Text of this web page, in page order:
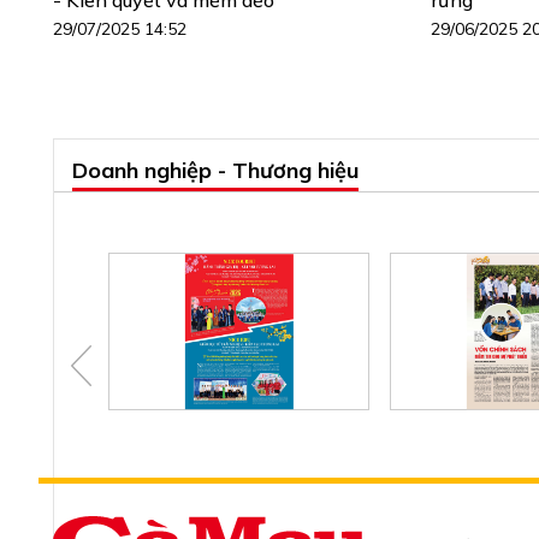
29/07/2025 14:52 29/06/2025
Doanh nghiệp - Thương hiệu